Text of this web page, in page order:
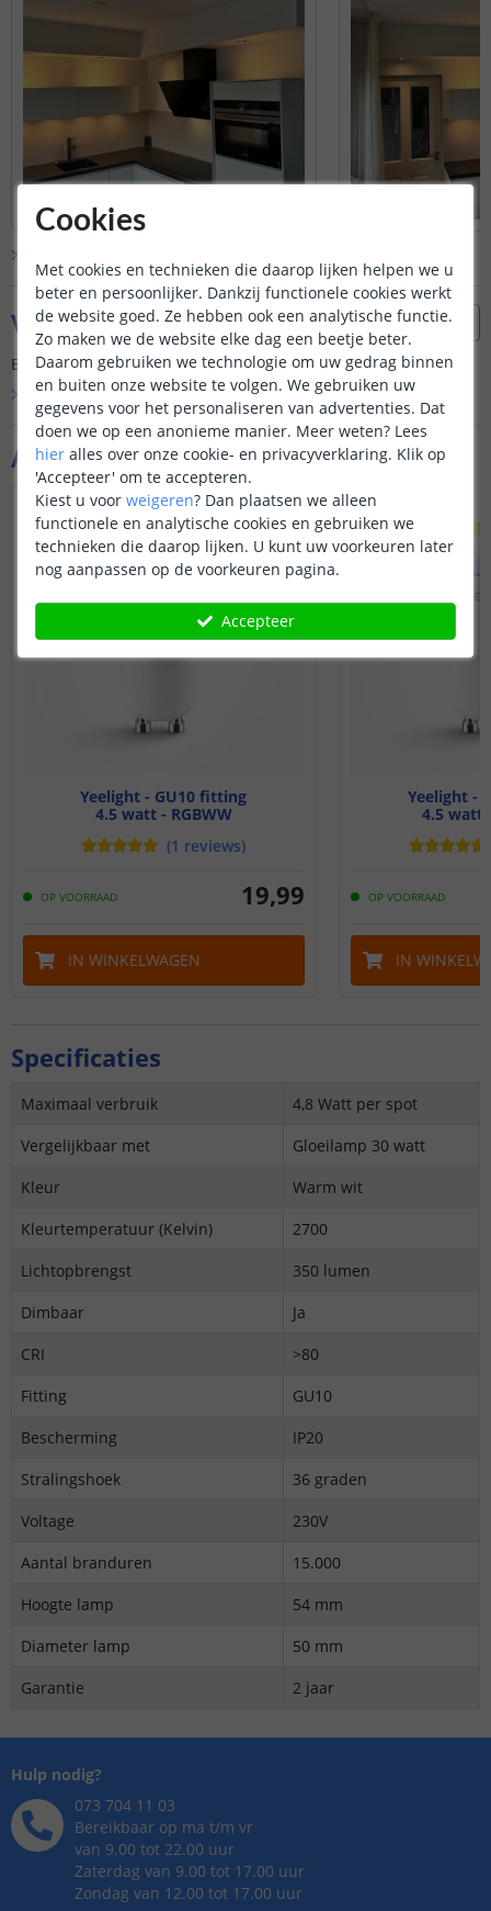
Aanvullende producten
Yeelight - GU10 fitting
4.5 watt - RGBWW
(1 reviews)
OP VOORRAAD 19,99
IN WINKELWAGEN
VOORDEELSET
Yeelight -
4.5 watt
OP VOORRAAD
IN
Vraag & antwoord
Er is nog geen vraag gesteld over dit product.
Bekijk alle Vraag & antwoord
Specificaties
Maximaal verbruik
4,8 Watt per spot
Vergelijkbaar met
Gloeilamp 30 watt
Kleur
Warm wit
Kleurtemperatuur (Kelvin)
2700
Lichtopbrengst
350 lumen
Dimbaar
Ja
CRI
>80
Fitting
GU10
Bescherming
IP20
Stralingshoek
36 graden
Voltage
230V
Aantal branduren
15.000
Hoogte lamp
54 mm
Diameter lamp
50 mm
Garantie
2 jaar
Hulp nodig?
073 704 11 03
Bereikbaar op ma t/m vr
van 9.00 tot 22.00 uur
Zaterdag van 9.00 tot 17.00 uur
Zondag van 12.00 tot 17.00 uur
Cookies
Met cookies en technieken die daarop lijken helpen we u
beter en persoonlijker. Dankzij functionele cookies werkt
de website goed. Ze hebben ook een analytische functie.
Zo maken we de website elke dag een beetje beter.
Daarom gebruiken we technologie om uw gedrag binnen
en buiten onze website te volgen. We gebruiken uw
gegevens voor het personaliseren van advertenties. Dat
doen we op een anonieme manier. Meer weten? Lees
hier alles over onze cookie- en privacyverklaring. Klik op
'Accepteer' om te accepteren.
Kiest u voor weigeren? Dan plaatsen we alleen
functionele en analytische cookies en gebruiken we
technieken die daarop lijken. U kunt uw voorkeuren later
nog aanpassen op de voorkeuren pagina.
Accepteer